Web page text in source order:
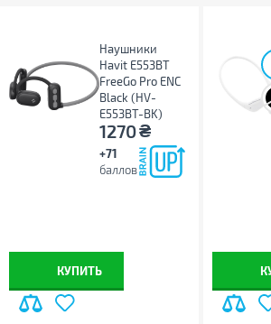
Наушники
Havit E553BT
FreeGo Pro ENC
Black (HV-
E553BT-BK)
1270₴
+71
баллов
КУПИТЬ